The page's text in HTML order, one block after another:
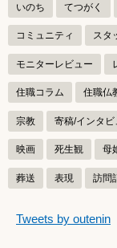
いのち てつがく
コミュニティ スタ
モニターレビュー
住職コラム 住職仏
宗教 寄稿/インタビ
映画 死生観 母
葬送 表現 訪問
つぶやきをスキッ
Tweets by outenin